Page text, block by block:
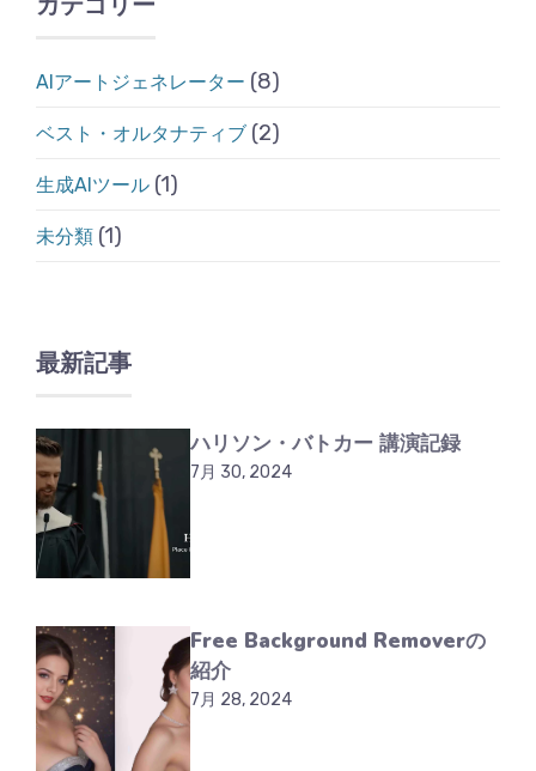
AIアートジェネレーター (8)
ベスト・オルタナティブ (2)
生成AIツール (1)
未分類 (1)
最新記事
ハリソン・バトカー 講演記録
7月 30, 2024
Free Background Removerの
紹介
7月 28, 2024